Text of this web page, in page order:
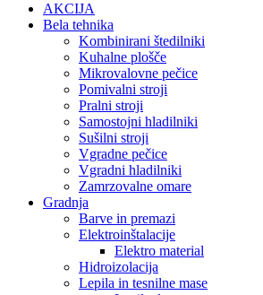
AKCIJA
Bela tehnika
Kombinirani štedilniki
Kuhalne plošče
Mikrovalovne pečice
Pomivalni stroji
Pralni stroji
Samostojni hladilniki
Sušilni stroji
Vgradne pečice
Vgradni hladilniki
Zamrzovalne omare
Gradnja
Barve in premazi
Elektroinštalacije
Elektro material
Hidroizolacija
Lepila in tesnilne mase